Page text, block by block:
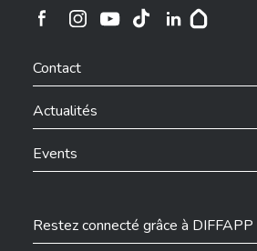
Ville de Differdange sur Instagram
Contact
Actualités
Events
Restez connecté grâce à DIFFAPP